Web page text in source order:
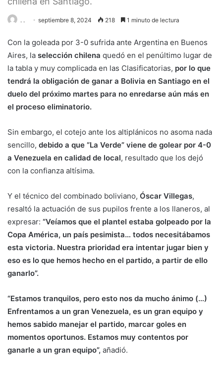
. . septiembre 8, 2024 218 1 minuto de lectura
Con la goleada por 3-0 sufrida ante Argentina en Buenos
Aires, la selección chilena quedó en el penúltimo lugar de
la tabla y muy complicada en las Clasificatorias, por lo que
tendrá la obligación de ganar a Bolivia en Santiago en el
duelo del próximo martes para no enredarse aún más en
el proceso eliminatorio.
Sin embargo, el cotejo ante los altiplánicos no asoma nada
sencillo, debido a que “La Verde” viene de golear por 4-0
a Venezuela en calidad de local, resultado que los dejó
con la confianza altísima.
Y el técnico del combinado boliviano, Óscar Villegas,
resaltó la actuación de sus pupilos frente a los llaneros, al
expresar: “Veíamos que el plantel estaba golpeado por la
Copa América, un país pesimista… todos necesitábamos
esta victoria. Nuestra prioridad era intentar jugar bien y
eso es lo que hemos hecho en el partido, a partir de ello
ganarlo”.
“Estamos tranquilos, pero esto nos da mucho ánimo (…)
Enfrentamos a un gran Venezuela, es un gran equipo y
hemos sabido manejar el partido, marcar goles en
momentos oportunos. Estamos muy contentos por
ganarle a un gran equipo”, añadió.